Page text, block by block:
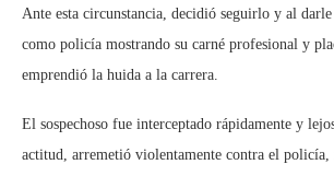
Ante esta circunstancia, decidió seguirlo y al
como policía mostrando su carné profesional y
emprendió la huida a la carrera.
El sospechoso fue interceptado rápidamente y
actitud, arremetió violentamente contra el policía,